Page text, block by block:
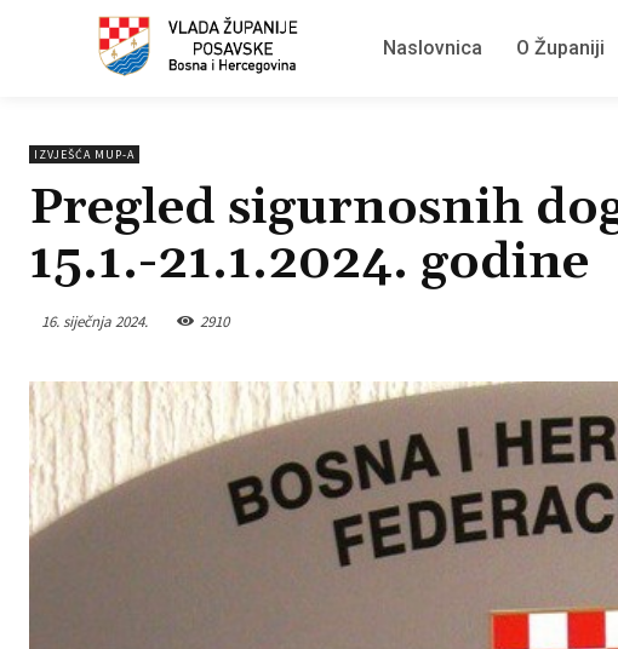
Naslovnica O Županiji
IZVJEŠĆA MUP-A
Pregled sigurnosnih
15.1.-21.1.2024. godine
16. siječnja 2024. 2910